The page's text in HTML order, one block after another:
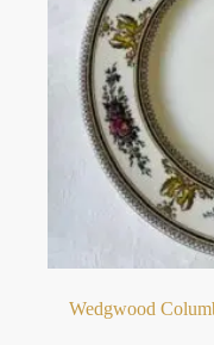
Wedgwood